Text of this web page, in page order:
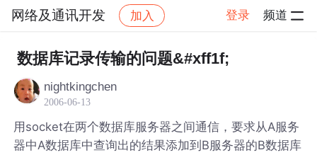
网络及通讯开发 加入 登录 频道
社区 网络及通讯开发 帖子详情
数据库记录传输的问题&#xff1f;
nightkingchen
2006-06-13
用socket在两个数据库服务器之间通信，要求从A服务
器中A数据库中查询出的结果添加到B服务器的B数据库